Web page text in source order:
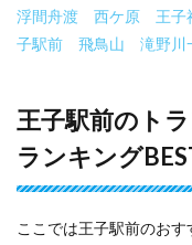
浮間舟渡
西ケ原 王子
子駅前
飛鳥山 滝野川
王子駅前のト
ランキング
ここでは王子駅前のお